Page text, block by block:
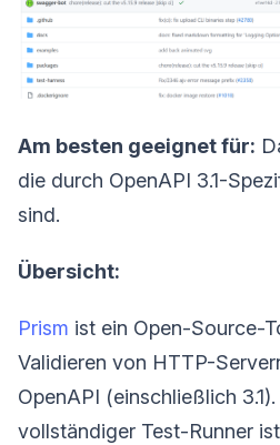
Am besten geeignet für:
die durch OpenAPI 3.1-
sind.
Übersicht:
Prism ist ein Open-Source-
Validieren von HTTP-
OpenAPI (einschließlich
vollständiger Test-Runner